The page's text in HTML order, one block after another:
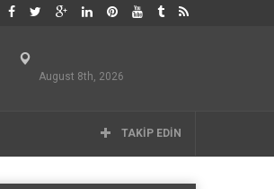
August 8th, 2026
TAKIP EDIN